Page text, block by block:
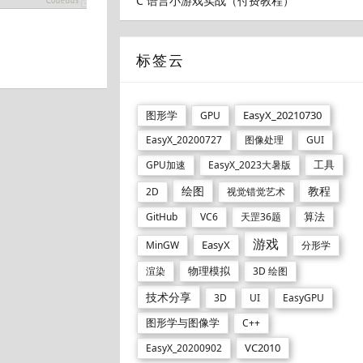
标签云
图形学 GPU EasyX_20210730
EasyX_20200727 图像处理
GUI
GPU加速
EasyX_2023大暑版 工具
2D 绘图 视觉错觉艺术 教程
GitHub VC6 天罡36题 算法
MinGW EasyX 游戏
分形学
渲染
物理模拟 3D 绘图
技术分享 3D UI EasyGPU
图形学与图像学
C++
EasyX_20200902
VC2010